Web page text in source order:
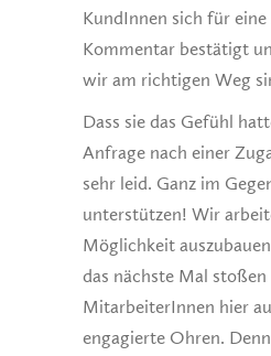
KundInnen sich für
Kommentar bestätigt
wir am richtigen Weg
Dass sie das Gefühl
Anfrage nach einer
sehr leid. Ganz im
unterstützen! Wir
Möglichkeit
das nächste Mal stoßen
MitarbeiterInnen hier
engagierte Ohren.